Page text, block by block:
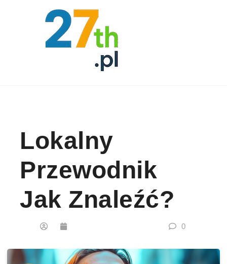
Lokalny
Przewodnik
Jak Znaleźć?
0